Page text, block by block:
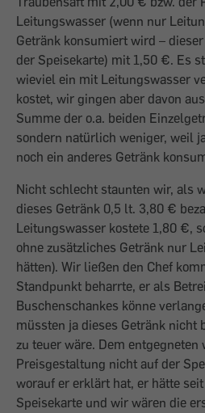
Leitungswasser (wenn nur
Getränk konsumiert wird –
der Speisekarte) mit 1,50 €. Es
wieviel ein mit Leitungswasser
kostet, wir gingen aber davon
Summe der o.a. beiden
sondern natürlich weniger, weil
noch ein anderes Getränk
Nicht schlecht staunten wir, als
dieses Getränk 0,5 lt. 3,80 €
Leitungswasser kostete 1,80 €,
ohne zusätzliches Getränk nur
hätten). Wir ließen den Chef
Standpunkt beharrte, er als
Buschenschankes könne
müssten ja dieses Getränk nicht
zu teuer wäre. Dem entgegneten
Preisgestaltung nicht auf der
worauf er erklärt hat, er hätte
Speisekarte und wir wären die